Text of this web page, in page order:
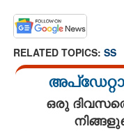
RELATED TOPICS: SS
ഒരു